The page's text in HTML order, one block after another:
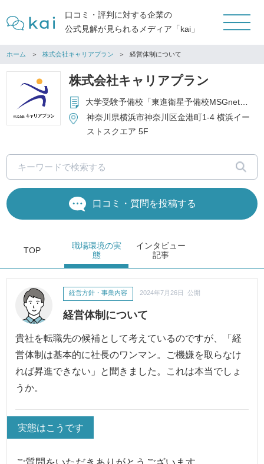
口コミ・評判に対する企業の
公式見解が見られるメディア「kai」
ホーム 株式会社キャリアプラン 経営体制について
株式会社キャリアプラン
大学受験予備校「東進衛星予備校MSGnetwork」の管理・運営 ※上記の他に、個別指導塾および小・中学生対象の学習塾を運営しています。
神奈川県横浜市神奈川区金港町1-4 横浜イー
ストスクエア 5F
口コミ・質問を投稿する
TOP
職場環境の実
態
インタビュー
記事
経営体制について
経営方針・事業内容 2024年7月26日 公開
貴社を転職先の候補として考えているのですが、「経
営体制は基本的に社長のワンマン。ご機嫌を取らなけ
れば昇進できない」と聞きました。これは本当でしょ
うか。
実態はこうです